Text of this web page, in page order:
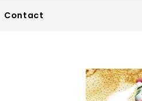
Contact